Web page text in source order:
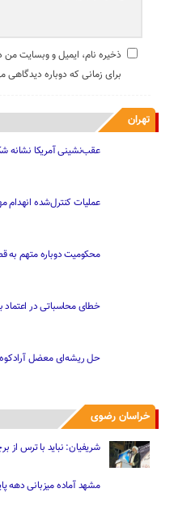
ذخیره نام، ایمیل و وبسایت من
برای زمانی که دوباره
تهران
عقب‌نشینی آمریکا نشانه
عملیات کنترل‌شده انهدام
محکومیت دوباره متهم به
شریفیان: نباید با ترس